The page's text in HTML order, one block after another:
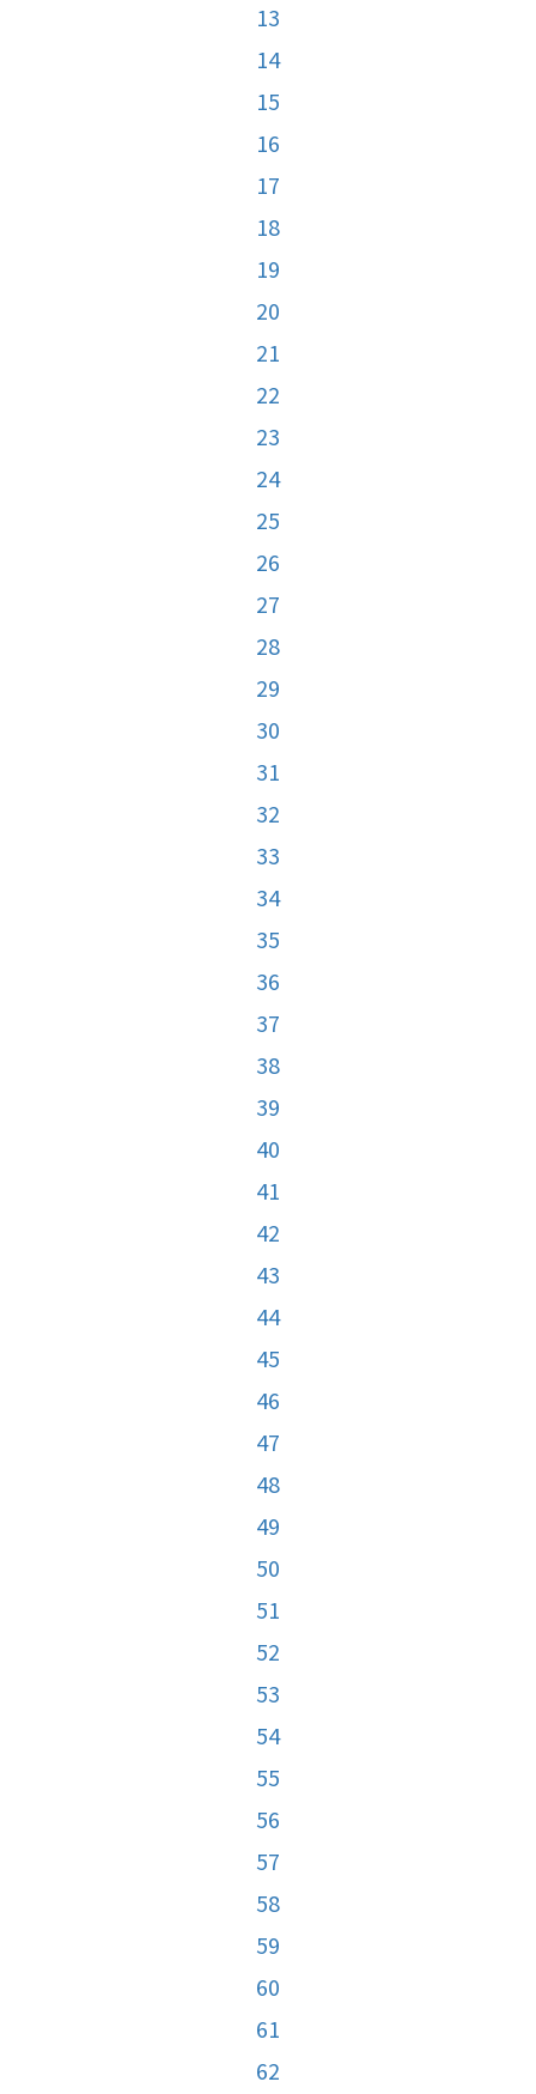
13
14
15
16
17
18
19
20
21
22
23
24
25
26
27
28
29
30
31
32
33
34
35
36
37
38
39
40
41
42
43
44
45
46
47
48
49
50
51
52
53
54
55
56
57
58
59
60
61
62